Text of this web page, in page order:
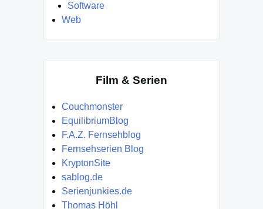
Software
Web
Film & Serien
Couchmonster
EquilibriumBlog
F.A.Z. Fernsehblog
Fernsehserien Blog
KryptonSite
sablog.de
Serienjunkies.de
Thomas Höhl